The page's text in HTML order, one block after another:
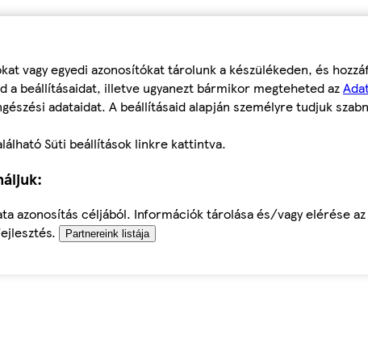
vagy egyedi azonosítókat tárolunk a készülékeden, és
a beállításaidat, illetve ugyanezt bármikor megteheted az
adataidat. A beállításaid alapján személyre tudjuk
Süti beállítások linkre kattintva.
azonosítás céljából. Információk tárolása és/vagy elérése
Partnereink listája